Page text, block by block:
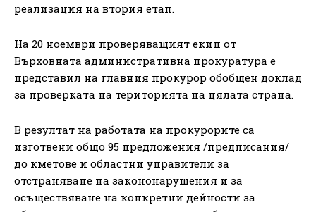
реализация на втория етап.
На 20 ноември проверяващият екип от
Върховната административна прокуратура е
представил на главния прокурор обобщен доклад
за проверката на територията на цялата страна.
В резултат на работата на прокурорите са
изготвени общо 95 предложения /предписания/
до кметове и областни управители за
отстраняване на закононарушения и за
осъществяване на конкретни дейности за